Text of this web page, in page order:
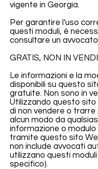
vigente in Georgia.
Per garantire l'uso
questi moduli, è
consultare un
GRATIS, NON IN
Le informazioni e la
disponibili su questo
gratuite. Non sono in
Utilizzando questo
di non vendere o
alcun modo da
informazione o
tramite questo sito
non include avvocati
utilizzano questi moduli
specifico).